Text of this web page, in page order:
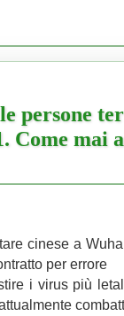
persone
Come mai
cinese a
per errore
i virus più